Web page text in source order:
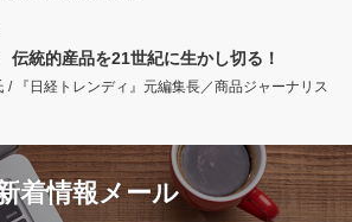
統的産品を21世紀に生かし切る！
『日経トレンディ』元編集長／商品ジャーナリス
着情報メール